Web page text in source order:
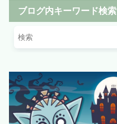
ブログ内キーワード検索